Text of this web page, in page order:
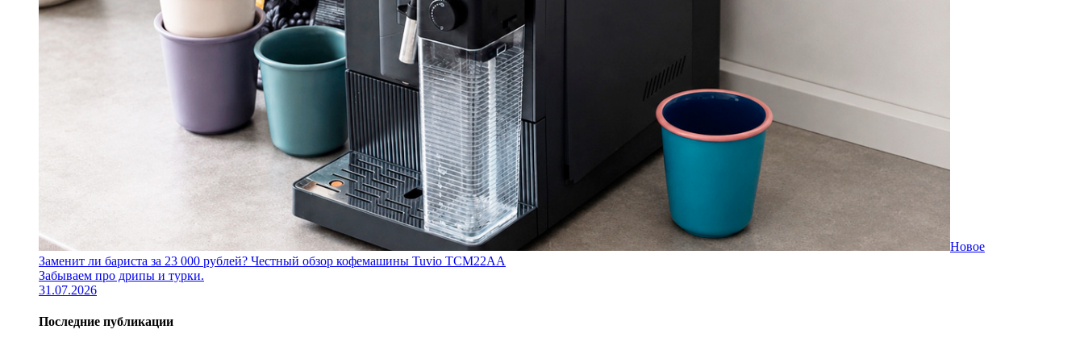
Новое
Заменит ли бариста за 23 000 рублей? Честный обзор кофемашины Tuvio TCM22AA
Забываем про дрипы и турки.
31.07.2026
Последние публикации